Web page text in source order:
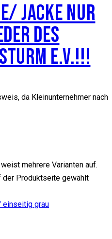
JACKE NUR
DES
E.V.!!!
da Kleinunternehmer nach
mehrere Varianten auf.
der Produktseite gewählt